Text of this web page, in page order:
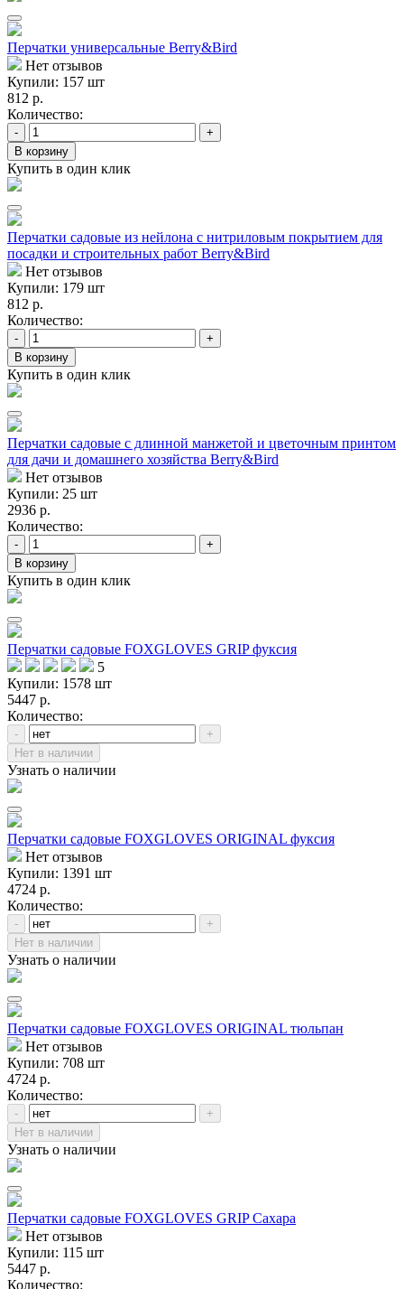
Перчатки универсальные Berry&Bird
Нет отзывов
Купили: 157 шт
812 р.
Количество:
-
+
В корзину
Купить в один клик
Перчатки садовые из нейлона с нитриловым покрытием для
посадки и строительных работ Berry&Bird
Нет отзывов
Купили: 179 шт
812 р.
Количество:
-
+
В корзину
Купить в один клик
Перчатки садовые с длинной манжетой и цветочным принтом
для дачи и домашнего хозяйства Berry&Bird
Нет отзывов
Купили: 25 шт
2936 р.
Количество:
-
+
В корзину
Купить в один клик
Перчатки садовые FOXGLOVES GRIP фуксия
5
Купили: 1578 шт
5447 р.
Количество:
-
+
Нет в наличии
Узнать о наличии
Перчатки садовые FOXGLOVES ORIGINAL фуксия
Нет отзывов
Купили: 1391 шт
4724 р.
Количество:
-
+
Нет в наличии
Узнать о наличии
Перчатки садовые FOXGLOVES ORIGINAL тюльпан
Нет отзывов
Купили: 708 шт
4724 р.
Количество:
-
+
Нет в наличии
Узнать о наличии
Перчатки садовые FOXGLOVES GRIP Сахара
Нет отзывов
Купили: 115 шт
5447 р.
Количество: